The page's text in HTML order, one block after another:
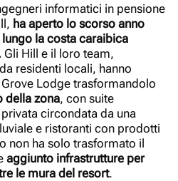
informatici in pensione
ha aperto lo scorso anno
la costa caraibica
Gli Hill e il loro team,
residenti locali, hanno
Grove Lodge trasformandolo
della zona, con suite
circondata da una
e ristoranti con prodotti
non ha solo trasformato il
aggiunto infrastrutture per
le mura del resort.